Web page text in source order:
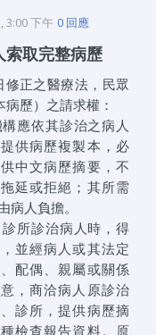
3:00 下午 0 回應
索取完整病歷
正之醫療法，民眾
歷）之請求權：
應依其診治之病人
供病歷複製本，必
中文病歷摘要，不
延或拒絕；其所需
病人負擔。
所診治病人時，得
並經病人或其法定
配偶、親屬或關係
，商洽病人原診治
診所，提供病歷摘
檢查報告資料。原